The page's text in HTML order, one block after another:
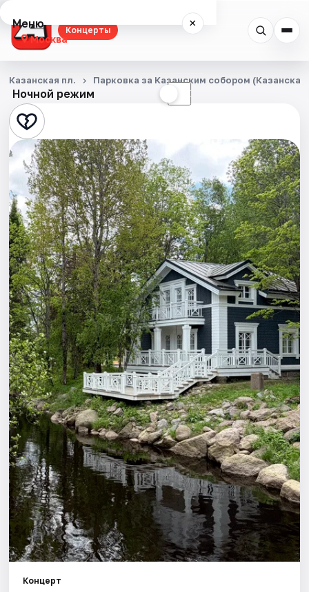
Концерты
Меню ×
Москва
Концерты
Города
Площадки
Артисты
Рейтинги
Ночной режим ☾
Казанская пл. Парковка за Казанским собором (Казанская
Концерт